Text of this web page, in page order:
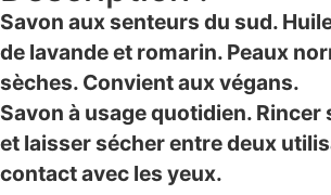
Savon aux senteurs du sud.
de lavande et romarin. Peaux
sèches. Convient aux végans.
Savon à usage quotidien.
et laisser sécher entre deux
contact avec les yeux.